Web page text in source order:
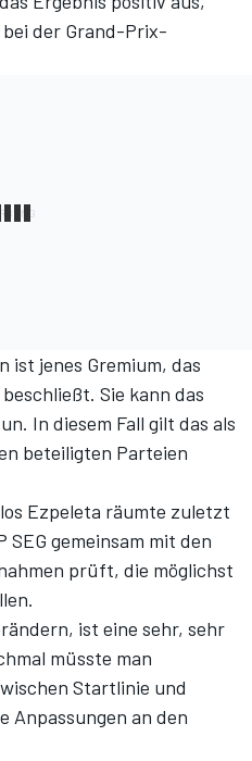
der Grand-Prix-
ist jenes Gremium, das
Sie kann das
In diesem Fall gilt das als
beteiligten Parteien
Ezpeleta räumte zuletzt
SEG gemeinsam mit den
prüft, die möglichst
ist eine sehr, sehr
müsste man
Startlinie und
Anpassungen an den